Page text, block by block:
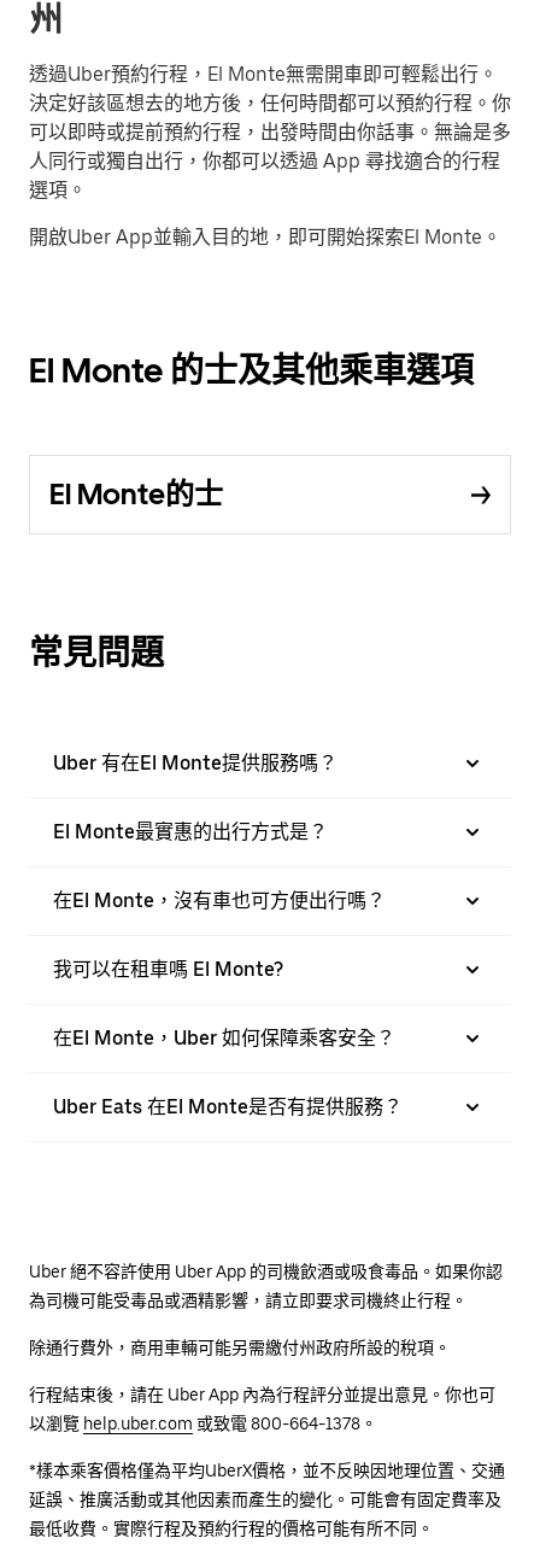
州
透過Uber預約行程，El Monte無需開車即可輕鬆出行。
決定好該區想去的地方後，任何時間都可以預約行程。你
可以即時或提前預約行程，出發時間由你話事。無論是多
人同行或獨自出行，你都可以透過 App 尋找適合的行程
選項。
開啟Uber App並輸入目的地，即可開始探索El Monte。
El Monte 的士及其他乘車選項
El Monte的士
常見問題
Uber 有在El Monte提供服務嗎？
El Monte最實惠的出行方式是？
在El Monte，沒有車也可方便出行嗎？
我可以在租車嗎 El Monte?
在El Monte，Uber 如何保障乘客安全？
Uber Eats 在El Monte是否有提供服務？
Uber 絕不容許使用 Uber App 的司機飲酒或吸食毒品。如果你認
為司機可能受毒品或酒精影響，請立即要求司機終止行程。
除通行費外，商用車輛可能另需繳付州政府所設的稅項。
行程結束後，請在 Uber App 內為行程評分並提出意見。你也可
以瀏覽 help.uber.com 或致電 800-664-1378。
*樣本乘客價格僅為平均UberX價格，並不反映因地理位置、交通
延誤、推廣活動或其他因素而產生的變化。可能會有固定費率及
最低收費。實際行程及預約行程的價格可能有所不同。